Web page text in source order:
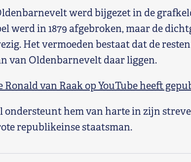
werd bijgezet in de
werd in 1879 afgebroken, maar de
Het vermoeden bestaat dat de
van Oldenbarnevelt daar liggen.
van Raak op YouTube heeft
hem van harte in zijn
republikeinse staatsman.